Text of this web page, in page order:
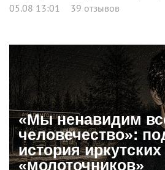
05.08 13:01 39 отзывов
«Мы ненавидим
человечество»:
история иркутских
«молоточников»